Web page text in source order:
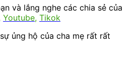
và lắng nghe các chia sẻ của
Youtube, Tikok
ủng hộ của cha mẹ rất rất